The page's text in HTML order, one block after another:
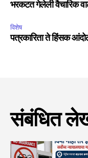
भरकटत गेलेली वैचारिक
विशेष
पत्रकारिता ते हिंसक
संबंधित